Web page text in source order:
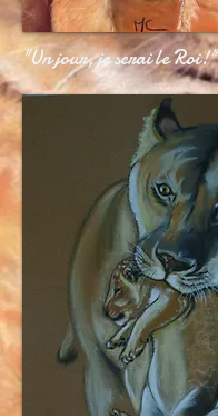
"Un jour, je serai le Roi!"